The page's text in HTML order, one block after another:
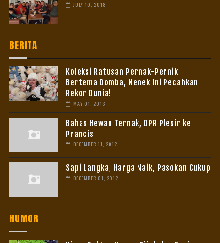
JULY 10, 2018
BERITA
Koleksi Ratusan Pernak-Pernik
Bertema Domba, Nenek Ini Pecahkan
Rekor Dunia!
MAY 01, 2013
Bahas Hewan Ternak, DPR Plesir ke
Prancis
DECEMBER 11, 2012
Sapi Langka, Harga Naik, Pasokan Cukup
DECEMBER 01, 2012
HUMOR